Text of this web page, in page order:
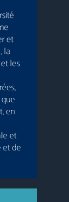
et
la
les
en
et
de